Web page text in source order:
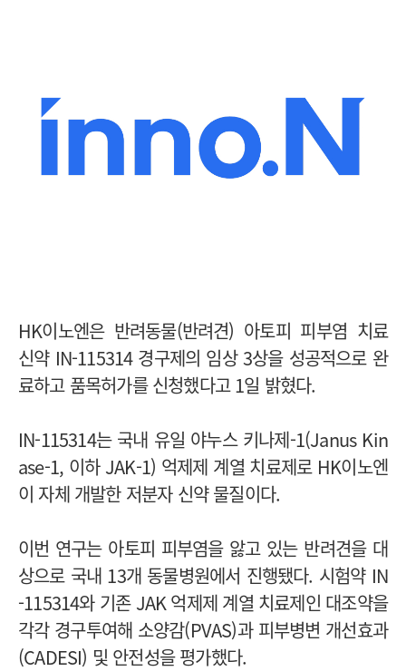
HK이노엔은 반려동물(반려견) 아토피 피부염 치료
신약 IN-115314 경구제의 임상 3상을 성공적으로 완
료하고 품목허가를 신청했다고 1일 밝혔다.
IN-115314는 국내 유일 야누스 키나제-1(Janus Kin
ase-1, 이하 JAK-1) 억제제 계열 치료제로 HK이노엔
이 자체 개발한 저분자 신약 물질이다.
이번 연구는 아토피 피부염을 앓고 있는 반려견을 대
상으로 국내 13개 동물병원에서 진행됐다. 시험약 IN
-115314와 기존 JAK 억제제 계열 치료제인 대조약을
각각 경구투여해 소양감(PVAS)과 피부병변 개선효과
(CADESI) 및 안전성을 평가했다.